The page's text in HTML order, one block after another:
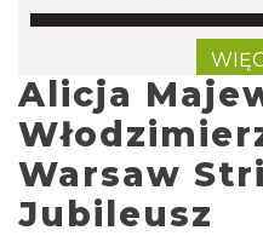
44. Rawa Blues
Alicja
Warsaw
Jubileusz